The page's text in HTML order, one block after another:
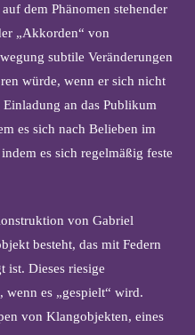
dem Phänomen stehender
„Akkorden“ von
subtile Veränderungen
würde, wenn er sich nicht
Einladung an das Publikum
es sich nach Belieben im
es sich regelmäßig feste
von Gabriel
besteht, das mit Federn
ist. Dieses riesige
es „gespielt“ wird.
von Klangobjekten, eines